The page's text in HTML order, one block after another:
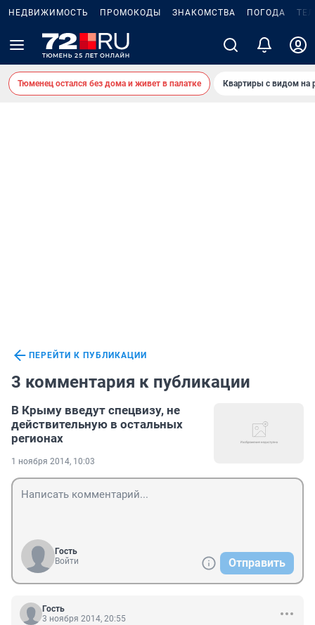
НЕДВИЖИМОСТЬ ПРОМОКОДЫ ЗНАКОМСТВА ПОГОДА
Тюменец остался без дома и живет в палатке Квартиры с видом на
ПЕРЕЙТИ К ПУБЛИКАЦИИ
3 комментария к публикации
В Крыму введут спецвизу, не
действительную в остальных
регионах
1 ноября 2014, 10:03
Гость
Войти
Отправить
Гость
3 ноября 2014, 20:55